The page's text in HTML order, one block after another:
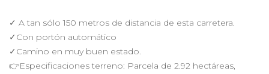
✓ A tan sólo 150 metros de distancia de esta carretera.
✓Con portón automático
✓Camino en muy buen estado.
👉Especificaciones terreno: Parcela de 2.92 hectáreas,